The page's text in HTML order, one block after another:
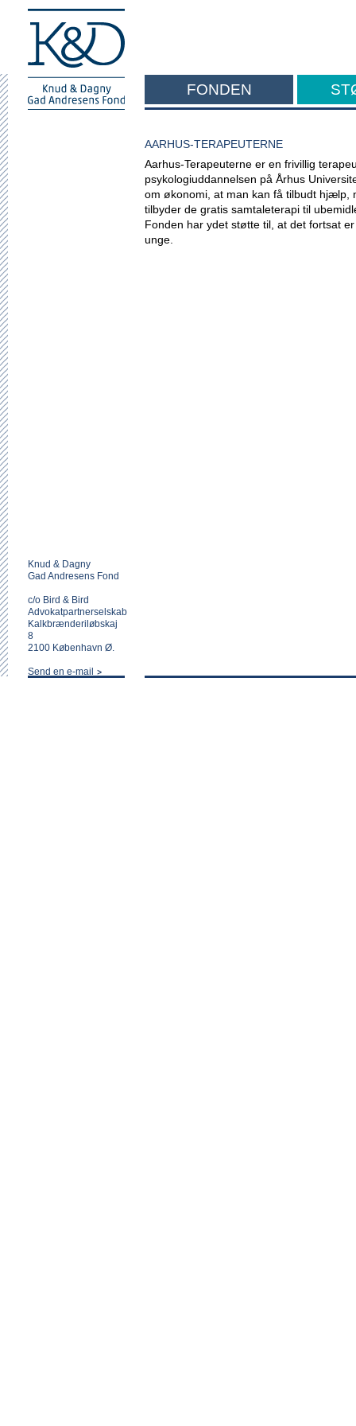
FONDEN
AARHUS-TERAPEUTERNE
Aarhus-Terapeuterne er en frivillig
psykologiuddannelsen på Århus
om økonomi, at man kan få tilbudt
tilbyder de gratis samtaleterapi til
Fonden har ydet støtte til, at det fortsat
unge.
Knud & Dagny
Gad Andresens Fond
c/o Bird & Bird
Advokatpartnerselskab
Kalkbrænderiløbskaj
8
2100 København Ø.
Send en e-mail